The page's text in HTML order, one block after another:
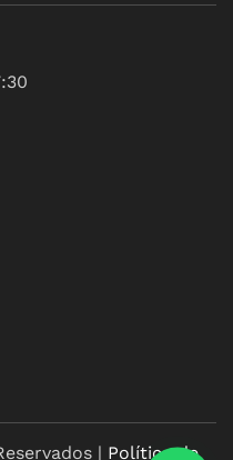
| Política de